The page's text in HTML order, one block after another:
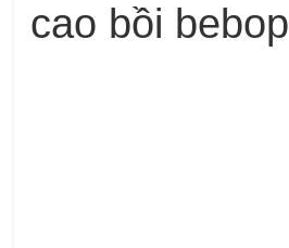
cao bồi bebop